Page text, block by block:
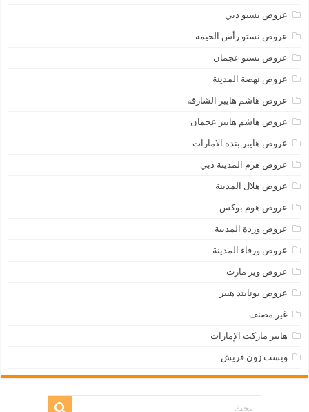
عروض نستو دبي
عروض نستو رأس الخيمة
عروض نستو عجمان
عروض نهضة المدينة
عروض هاشم هايبر الشارقة
عروض هاشم هايبر عجمان
عروض هايبر بنده الامارات
عروض هرم المدينة دبي
عروض هلال المدينة
عروض هوم بوكس
عروض وردة المدينة
عروض ورقاء المدينة
عروض وير مارت
عروض يونايتد هيبر
غير مصنف
هايبر ماركت الإمارات
ويست زون فريش